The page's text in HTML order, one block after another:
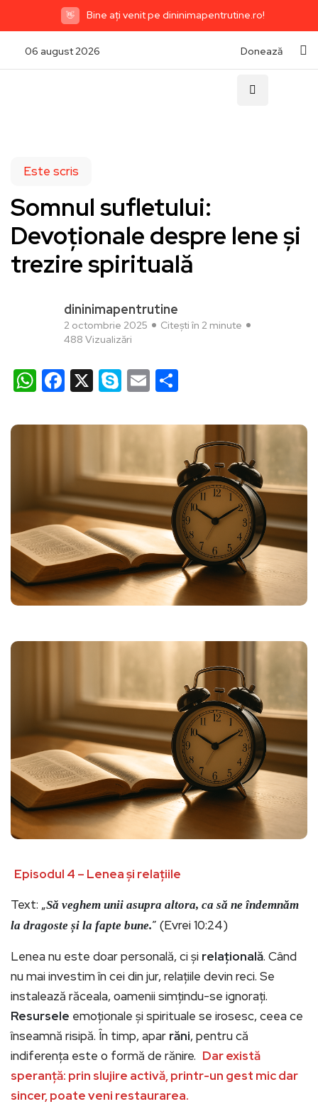
👋 Bine ați venit pe dininimapentrutine.ro!
06 august 2026 Donează
Este scris
Somnul sufletului:
Devoționale despre lene și
trezire spirituală
dininimapentrutine
2 octombrie 2025
Citești în 2 minute
488 Vizualizări
WhatsApp
Facebook
X Skype
Email
Episodul 4 – Lenea și relațiile
Text: „Să veghem unii asupra altora, ca să ne îndemnăm
la dragoste și la fapte bune.” (Evrei 10:24)
Lenea nu este doar personală, ci și relațională. Când
nu mai investim în cei din jur, relațiile devin reci. Se
instalează răceala, oamenii simțindu-se ignorați.
Resursele emoționale și spirituale se irosesc, ceea ce
înseamnă risipă. În timp, apar răni, pentru că
indiferența este o formă de rănire. Dar există
speranță: prin slujire activă, printr-un gest mic dar
sincer, poate veni restaurarea.